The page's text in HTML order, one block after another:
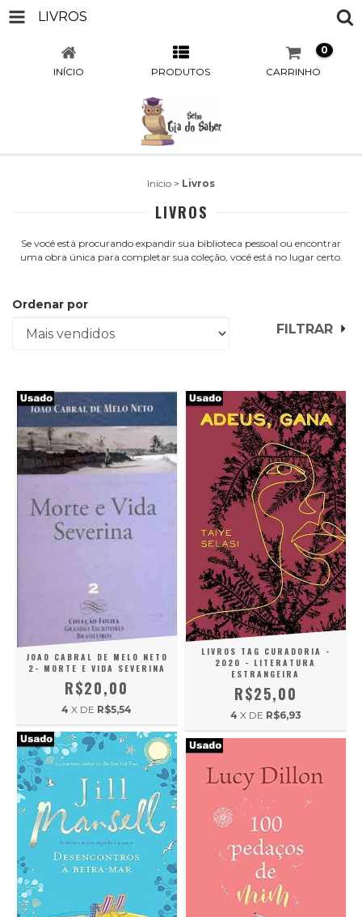
LIVROS
INÍCIO PRODUTOS CARRINHO
0
Início > Livros
LIVROS
Se você está procurando expandir sua biblioteca pessoal ou encontrar
uma obra única para completar sua coleção, você está no lugar certo.
Ordenar por
FILTRAR
JOAO CABRAL DE MELO NETO
2- MORTE E VIDA SEVERINA
R$20,00
4 X DE R$5,54
LIVROS TAG CURADORIA -
2020 - LITERATURA
ESTRANGEIRA
R$25,00
4 X DE R$6,93